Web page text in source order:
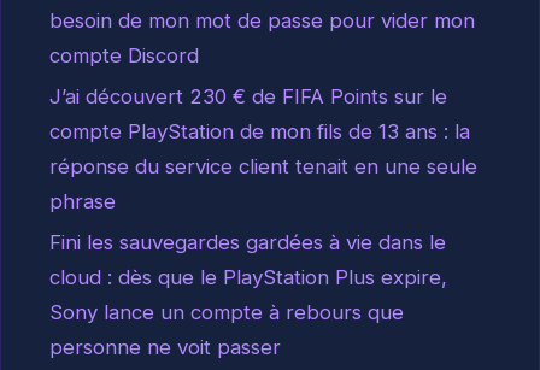
besoin de mon mot de passe pour vider mon
compte Discord
J’ai découvert 230 € de FIFA Points sur le
compte PlayStation de mon fils de 13 ans : la
réponse du service client tenait en une seule
phrase
Fini les sauvegardes gardées à vie dans le
cloud : dès que le PlayStation Plus expire,
Sony lance un compte à rebours que
personne ne voit passer